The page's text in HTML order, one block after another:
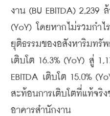
งาน (BU EBITDA) 2,239
(YoY) โดยหากไม่รวมกำ
ยุติธรรมของอสังหาริมทรั
เติบโต 16.3% (YoY) สู่
EBITDA เติบโต 15.0%
สะท้อนการเติบโตที่แท้จริ
อาคารสำนักงาน